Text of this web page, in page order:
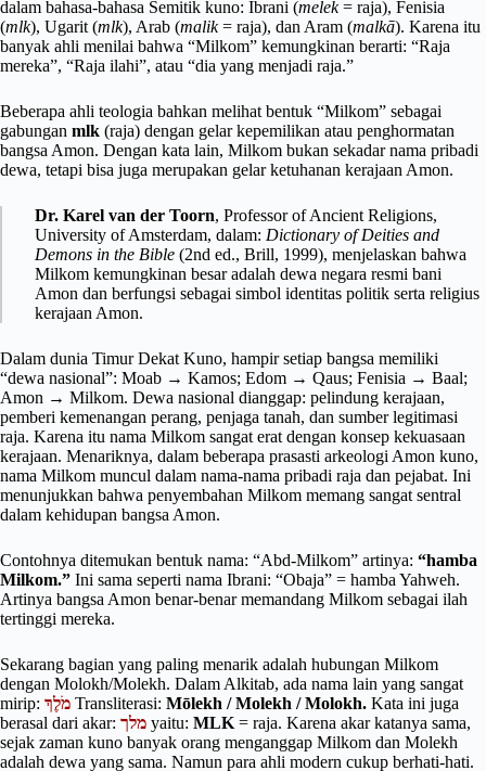
dalam bahasa-bahasa Semitik kuno: Ibrani (melek= raja), Fenisia
(mlk), Ugarit (mlk), Arab (malik= raja), dan Aram (malkā). Karena itu
banyak ahli menilai bahwa “Milkom” kemungkinan berarti: “Raja
mereka”, “Raja ilahi”, atau “dia yang menjadi raja.”
Beberapa ahli teologia bahkan melihat bentuk “Milkom” sebagai
gabungan mlk (raja) dengan gelar kepemilikan atau penghormatan
bangsa Amon. Dengan kata lain, Milkom bukan sekadar nama pribadi
dewa, tetapi bisa juga merupakan gelar ketuhanan kerajaan Amon.
Dr. Karel van der Toorn, Professor of Ancient Religions,
University of Amsterdam, dalam: Dictionary of Deities and
Demons in the Bible (2nd ed., Brill, 1999), menjelaskan bahwa
Milkom kemungkinan besar adalah dewa negara resmi bani
Amon dan berfungsi sebagai simbol identitas politik serta religius
kerajaan Amon.
Dalam dunia Timur Dekat Kuno, hampir setiap bangsa memiliki
“dewa nasional”: Moab → Kamos; Edom → Qaus; Fenisia → Baal;
Amon → Milkom. Dewa nasional dianggap: pelindung kerajaan,
pemberi kemenangan perang, penjaga tanah, dan sumber legitimasi
raja. Karena itu nama Milkom sangat erat dengan konsep kekuasaan
kerajaan. Menariknya, dalam beberapa prasasti arkeologi Amon kuno,
nama Milkom muncul dalam nama-nama pribadi raja dan pejabat. Ini
menunjukkan bahwa penyembahan Milkom memang sangat sentral
dalam kehidupan bangsa Amon.
Contohnya ditemukan bentuk nama: “Abd-Milkom” artinya: “hamba
Milkom.” Ini sama seperti nama Ibrani: “Obaja” = hamba Yahweh.
Artinya bangsa Amon benar-benar memandang Milkom sebagai ilah
tertinggi mereka.
Sekarang bagian yang paling menarik adalah hubungan Milkom
dengan Molokh/Molekh. Dalam Alkitab, ada nama lain yang sangat
mirip: מֹלֶךְ Transliterasi: Mōlekh / Molekh / Molokh. Kata ini juga
berasal dari akar: מלך yaitu: MLK = raja. Karena akar katanya sama,
sejak zaman kuno banyak orang menganggap Milkom dan Molekh
adalah dewa yang sama. Namun para ahli modern cukup berhati-hati.